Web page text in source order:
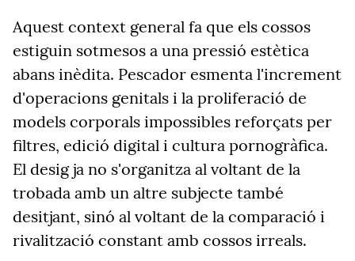
Aquest context general fa que els cossos
estiguin sotmesos a una pressió estètica
abans inèdita. Pescador esmenta l'increment
d'operacions genitals i la proliferació de
models corporals impossibles reforçats per
filtres, edició digital i cultura pornogràfica.
El desig ja no s'organitza al voltant de la
trobada amb un altre subjecte també
desitjant, sinó al voltant de la comparació i
rivalització constant amb cossos irreals.